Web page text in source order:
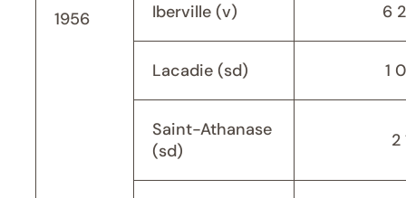
1956 Iberville (v) 6
Lacadie (sd) 1
Saint-Athanase
(sd)
2